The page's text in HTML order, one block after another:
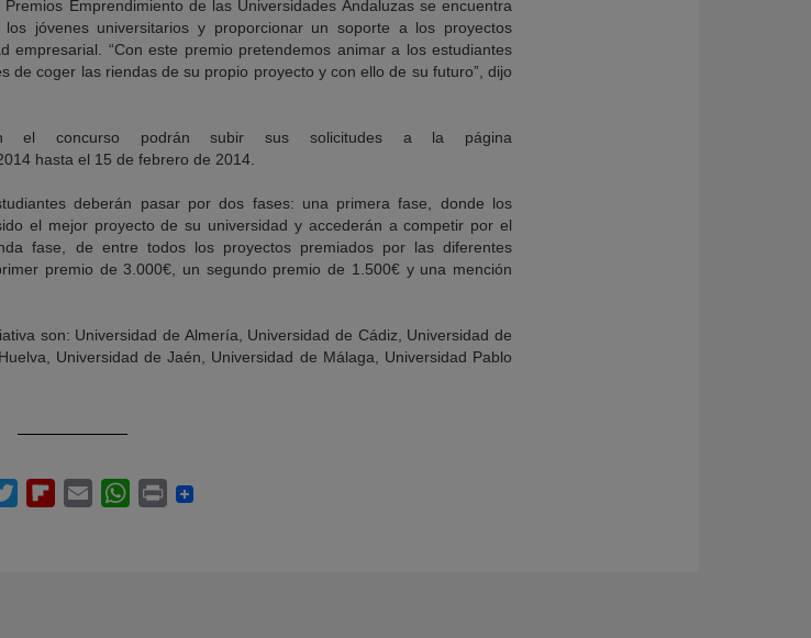
Emprendimiento de las Universidades Andaluzas se encuentra
jóvenes universitarios y proporcionar un soporte a los proyectos
“Con este premio pretendemos animar a los estudiantes
de coger las riendas de su propio proyecto y con ello de su futuro”, dijo
el concurso podrán subir sus solicitudes a la página
hasta el 15 de febrero de 2014.
deberán pasar por dos fases: una primera fase, donde los
el mejor proyecto de su universidad y accederán a competir por el
fase, de entre todos los proyectos premiados por las diferentes
premio de 3.000€, un segundo premio de 1.500€ y una mención
son: Universidad de Almería, Universidad de Cádiz, Universidad de
Universidad de Jaén, Universidad de Málaga, Universidad Pablo